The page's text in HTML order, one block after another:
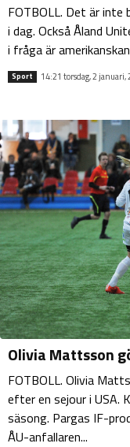
FOTBOLL. Det är
i dag. Också Åland
i fråga är
Sport 14:21 torsdag, 2 januari,
Olivia Mattsson
FOTBOLL. Olivia
efter en sejour i USA.
säsong. Pargas IF-
ÅU-anfallaren...